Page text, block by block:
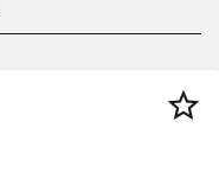
star_border